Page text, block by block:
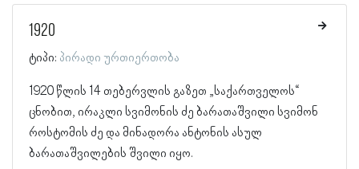
1920
ტიპი: პირადი ურთიერთობა
1920 წლის 14 თებერვლის გაზეთ „საქართველოს“
ცნობით, ირაკლი სვიმონის ძე ბარათაშვილი სვიმონ
როსტომის ძე და მინადორა ანტონის ასულ
ბარათაშვილების შვილი იყო.